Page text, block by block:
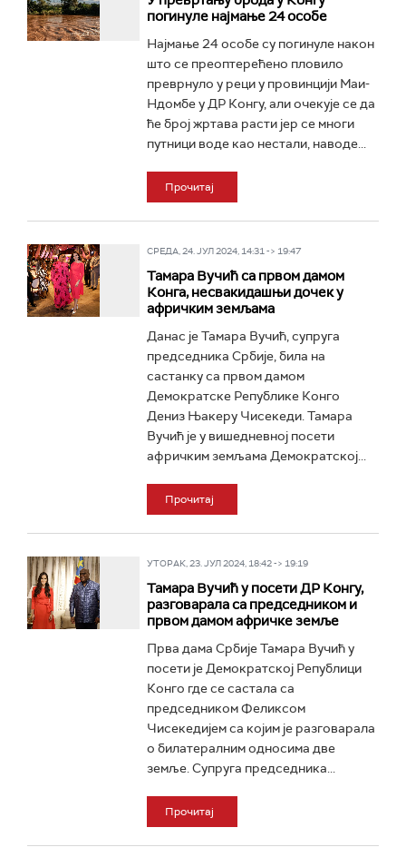
погинуле најмање 24 особе
Најмање 24 особе су погинуле након
што се преоптерећено пловило
преврнуло у реци у провинцији Маи-
Ндомбе у ДР Конгу, али очекује се да
ће број жртава расти јер се многи
путници воде као нестали, наводе...
Прочитај
СРЕДА, 24. ЈУЛ 2024, 14:31 -> 19:47
Тамара Вучић са првом дамом
Конга, несвакидашњи дочек у
афричким земљама
Данас је Тамара Вучић, супруга
председника Србије, била на
састанку са првом дамом
Демократске Републике Конго
Дениз Њакеру Чисекеди. Тамара
Вучић је у вишедневној посети
афричким земљама Демократској...
Прочитај
УТОРАК, 23. ЈУЛ 2024, 18:42 -> 19:19
Тамара Вучић у посети ДР Конгу,
разговарала са председником и
првом дамом афричке земље
Прва дама Србије Тамара Вучић у
посети је Демократској Републици
Конго где се састала са
председником Феликсом
Чисекедијем са којим је разговарала
о билатералним односима две
земље. Супруга председника...
Прочитај